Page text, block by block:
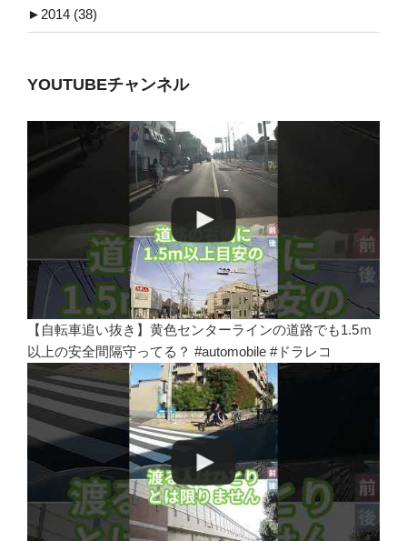
► 2014 (38)
YOUTUBEチャンネル
【自転車追い抜き】黄色センターラインの道路でも1.5ｍ
以上の安全間隔守ってる？ #automobile #ドラレコ